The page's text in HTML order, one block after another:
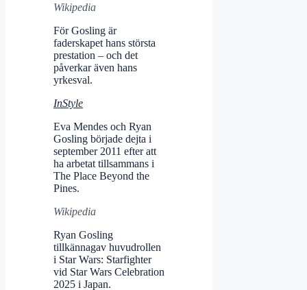
Wikipedia
För Gosling är
faderskapet hans största
prestation – och det
påverkar även hans
yrkesval.
InStyle
Eva Mendes och Ryan
Gosling började dejta i
september 2011 efter att
ha arbetat tillsammans i
The Place Beyond the
Pines.
Wikipedia
Ryan Gosling
tillkännagav huvudrollen
i Star Wars: Starfighter
vid Star Wars Celebration
2025 i Japan.